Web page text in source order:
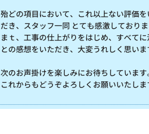
殆どの項目において、これ以上ない評価を
だき、スタッフ一同 とても感激しており
まｔ、工事の仕上がりをはじめ、すべてに
との感想をいただき、大変うれしく思いま
次のお声掛けを楽しみにお待ちしています
これからもどうぞよろしくお願いいたしま